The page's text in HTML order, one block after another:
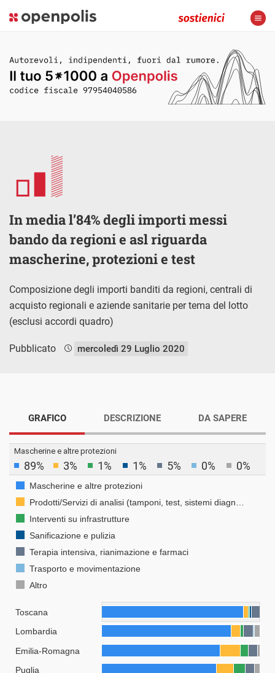
In media l’84% degli importi messi
bando da regioni e asl riguarda
mascherine, protezioni e test
Composizione degli importi banditi da regioni, centrali di
acquisto regionali e aziende sanitarie per tema del lotto
(esclusi accordi quadro)
Pubblicato mercoledì 29 Luglio 2020
GRAFICO DESCRIZIONE DA SAPERE